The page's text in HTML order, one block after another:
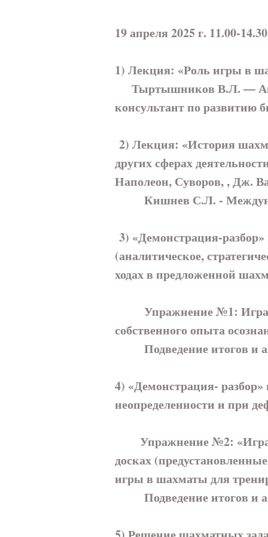
19 апреля 2025 г. 11.00-14.30
1) Лекция: «Роль игры в
Тыртышников В.Л. —
консультант по развитию
2) Лекция: «История
других сферах
Наполеон, Суворов, , Дж.
Кишнев С.Л. -
3) «Демонстрация-
(аналитическое,
ходах в предложенной
Упражнение №1: Игра на
собственного опыта
Подведение итогов и
4) «Демонстрация-
неопределенности и при
Упражнение №2: «Игра с
досках
игры в шахматы для
Подведение итогов и